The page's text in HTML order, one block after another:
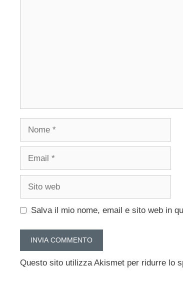
Nome
Email
Sito
Salva il mio nome, email e sito web in
Questo sito utilizza Akismet per ridurre lo